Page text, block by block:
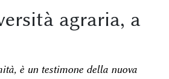
agraria, a
è un testimone della nuova